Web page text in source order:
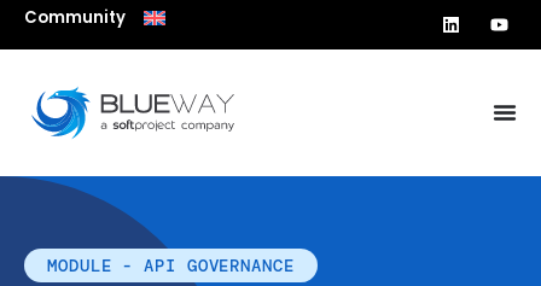
Community
MODULE - API GOVERNANCE